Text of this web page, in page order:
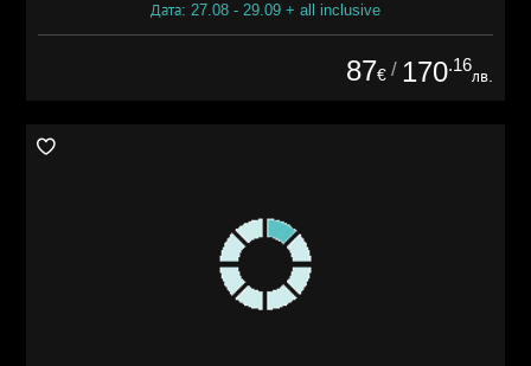
Дата: 27.08 - 29.09 + all inclusive
87€ / 170.16
лв.